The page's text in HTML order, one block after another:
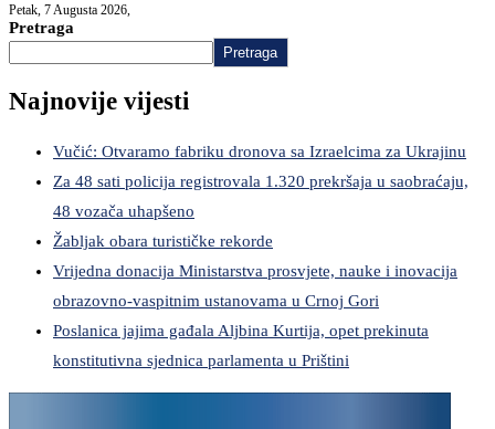
Petak, 7 Augusta 2026,
Pretraga
Pretraga
Najnovije vijesti
Vučić: Otvaramo fabriku dronova sa Izraelcima za Ukrajinu
Za 48 sati policija registrovala 1.320 prekršaja u saobraćaju,
48 vozača uhapšeno
Žabljak obara turističke rekorde
Vrijedna donacija Ministarstva prosvjete, nauke i inovacija
obrazovno-vaspitnim ustanovama u Crnoj Gori
Poslanica jajima gađala Aljbina Kurtija, opet prekinuta
konstitutivna sjednica parlamenta u Prištini